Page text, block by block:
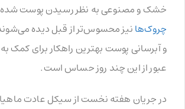
خشک و مصنوعی به نظر رسیدن پوست
چروک‌هانیز محسوس‌تر از قبل دیده
و آبرسانی پوست بهترین راهکار برای
عبور از این چند روز حساس است.
در جریان هفته نخست از سیکل عادت